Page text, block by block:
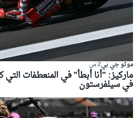
موتو جي بي2 س
ماركيز: "أنا أبطأ" في المنعطفات
في سيلفرستون